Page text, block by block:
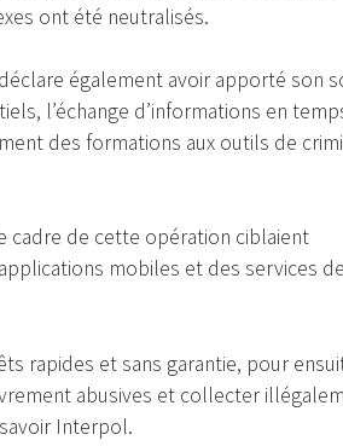
ont été neutralisés.
également avoir apporté son
l’échange d’informations en
des formations aux outils de
cadre de cette opération ciblaient
mobiles et des services de
rapides et sans garantie, pour
abusives et collecter
Interpol.